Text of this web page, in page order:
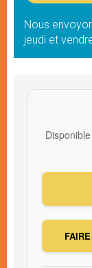
Nous
jeudi et